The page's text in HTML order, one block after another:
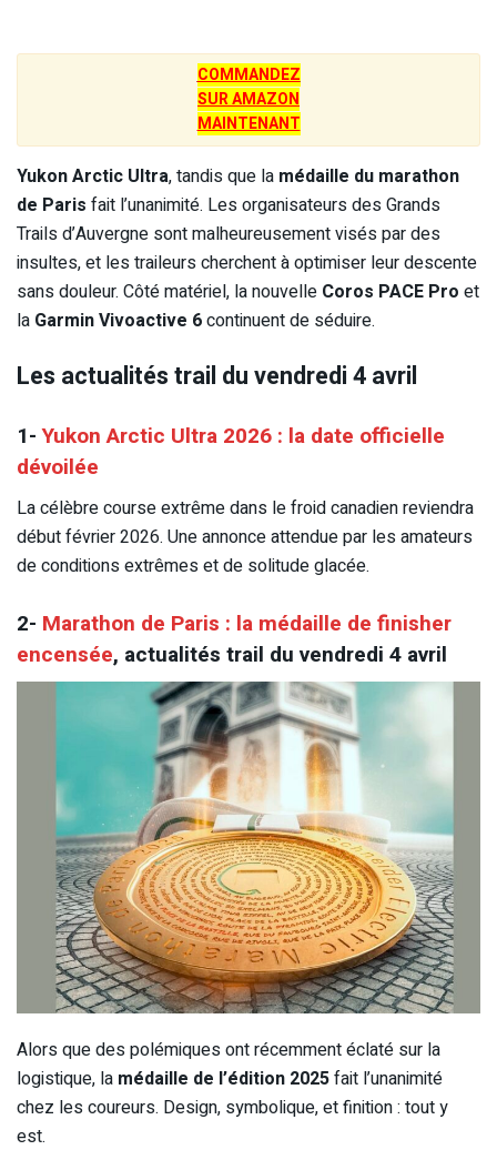
COMMANDEZ
SUR AMAZON
MAINTENANT
Yukon Arctic Ultra, tandis que la médaille du marathon
de Paris fait l’unanimité. Les organisateurs des Grands
Trails d’Auvergne sont malheureusement visés par des
insultes, et les traileurs cherchent à optimiser leur descente
sans douleur. Côté matériel, la nouvelle Coros PACE Pro et
la Garmin Vivoactive 6continuent de séduire.
Les actualités trail du vendredi 4 avril
1-Yukon Arctic Ultra 2026 : la date officielle
dévoilée
La célèbre course extrême dans le froid canadien reviendra
début février 2026. Une annonce attendue par les amateurs
de conditions extrêmes et de solitude glacée.
2- Marathon de Paris : la médaille de finisher
encensée, actualités trail du vendredi 4 avril
Alors que des polémiques ont récemment éclaté sur la
logistique, la médaille de l’édition 2025fait l’unanimité
chez les coureurs. Design, symbolique, et finition : tout y
est.